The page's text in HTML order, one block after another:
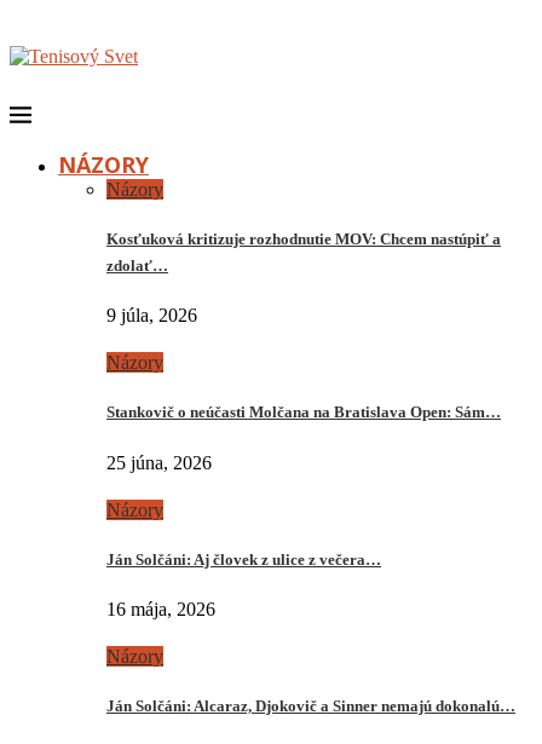
NÁZORY
Názory
Kosťuková kritizuje rozhodnutie MOV: Chcem nastúpiť a
zdolať…
9 júla, 2026
Názory
Stankovič o neúčasti Molčana na Bratislava Open: Sám…
25 júna, 2026
Názory
Ján Solčáni: Aj človek z ulice z večera…
16 mája, 2026
Názory
Ján Solčáni: Alcaraz, Djokovič a Sinner nemajú dokonalú…